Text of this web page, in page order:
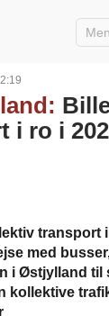
i ro i
transport
med
i Østjylland til
kollektive